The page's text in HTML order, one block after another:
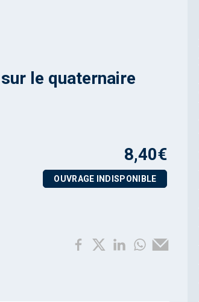
le quaternaire
8,40€
OUVRAGE INDISPONIBLE